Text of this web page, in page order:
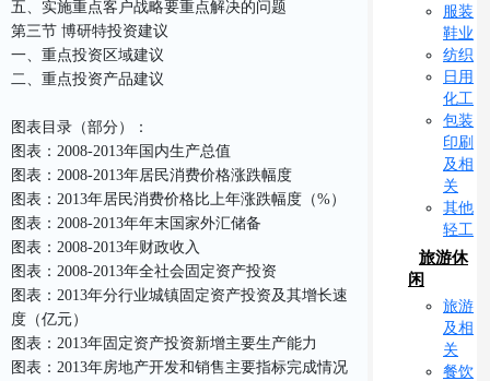
五、实施重点客户战略要重点解决的问题
第三节 博研特投资建议
一、重点投资区域建议
二、重点投资产品建议
图表目录（部分）：
图表：2008-2013年国内生产总值
图表：2008-2013年居民消费价格涨跌幅度
图表：2013年居民消费价格比上年涨跌幅度（%）
图表：2008-2013年年末国家外汇储备
图表：2008-2013年财政收入
图表：2008-2013年全社会固定资产投资
图表：2013年分行业城镇固定资产投资及其增长速
度（亿元）
图表：2013年固定资产投资新增主要生产能力
图表：2013年房地产开发和销售主要指标完成情况
服装
鞋业
纺织
日用
化工
包装
印刷
及相
关
其他
轻工
旅游休
闲
旅游
及相
关
餐饮